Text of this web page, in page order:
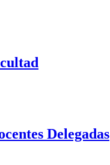
Delegadas